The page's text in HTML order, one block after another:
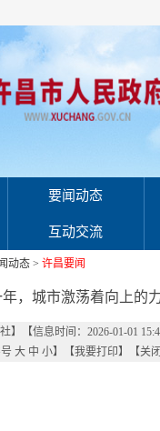
要闻动态
互动交流
动态 > 许昌要闻
，城市激荡着向上的
】 【信息时间：2026-01-01
号 大 中 小】【我要打印】【关闭